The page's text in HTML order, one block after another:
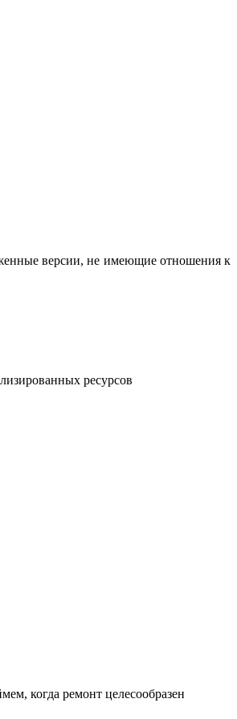
версии, не имеющие отношения к
ресурсов
когда ремонт целесообразен